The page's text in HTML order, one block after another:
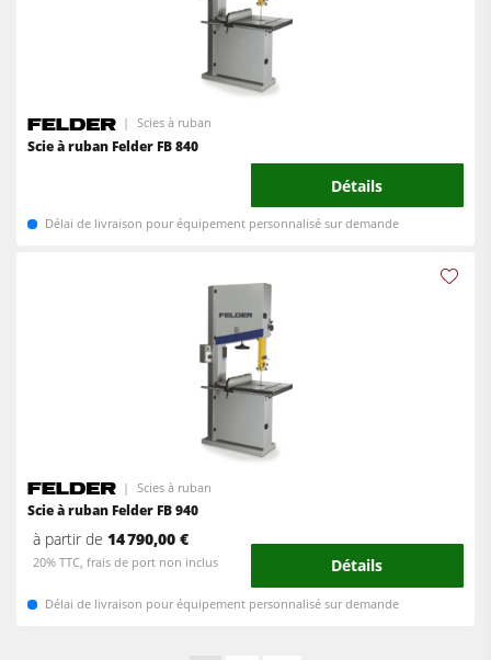
Scies à ruban
Scie à ruban Felder FB 840
Détails
Délai de livraison pour équipement personnalisé sur demande
Scies à ruban
Scie à ruban Felder FB 940
à partir de14 790,00 €
20% TTC, frais de port non inclus Détails
Délai de livraison pour équipement personnalisé sur demande